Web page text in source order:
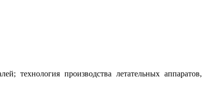
технология производства летательных аппаратов,